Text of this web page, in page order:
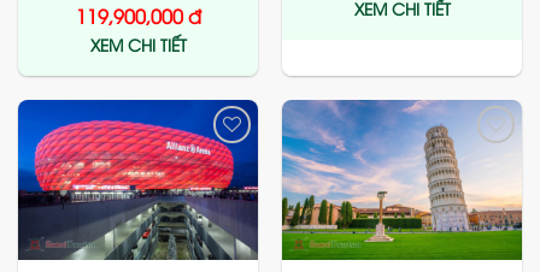
119,900,000đ
XEM CHI TIẾT
XEM CHI TIẾT
Add
to
wishlist
Add
wishlist